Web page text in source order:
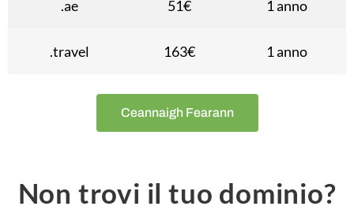
.ae 51€ 1 anno
.travel 163€ 1 anno
Ceannaigh Fearann
Non trovi il tuo dominio?